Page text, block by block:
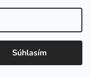
Súhlasím